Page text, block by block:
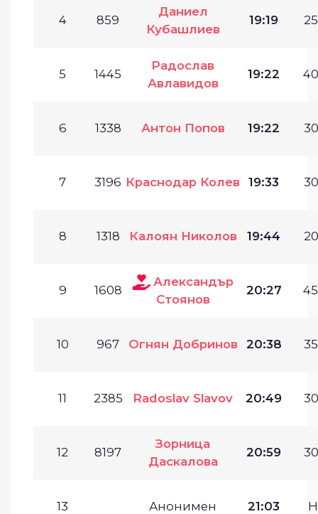
4 859
Даниел
Кубашлиев
19:19
5 1445
Радослав
Авлавидов
19:22
6 1338 Антон Попов 19:22
7 3196 Краснодар Колев 19:33
8 1318 Калоян Николов 19:44
9 1608
Александър
Стоянов
20:27
10 967 Огнян Добринов 20:38
11 2385 Radoslav Slavov 20:49
12 8197
Зорница
Даскалова
20:59
13 Анонимен 21:03